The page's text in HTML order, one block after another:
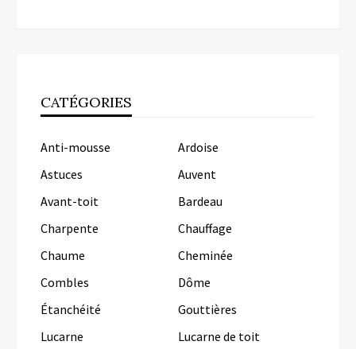
CATÉGORIES
Anti-mousse
Ardoise
Astuces
Auvent
Avant-toit
Bardeau
Charpente
Chauffage
Chaume
Cheminée
Combles
Dôme
Étanchéité
Gouttières
Lucarne
Lucarne de toit